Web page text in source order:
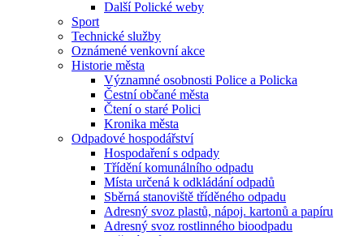
Další Polické weby
Sport
Technické služby
Oznámené venkovní akce
Historie města
Významné osobnosti Police a Policka
Čestní občané města
Čtení o staré Polici
Kronika města
Odpadové hospodářství
Hospodaření s odpady
Třídění komunálního odpadu
Místa určená k odkládání odpadů
Sběrná stanoviště tříděného odpadu
Adresný svoz plastů, nápoj. kartonů a papíru
Adresný svoz rostlinného bioodpadu